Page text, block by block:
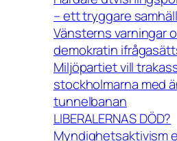
– ett tryggare
Vänsterns varningar
demokratin
Miljöpartiet vill
stockholmarna med
tunnelbanan
LIBERALERNAS DÖD?
Myndighetsaktivism